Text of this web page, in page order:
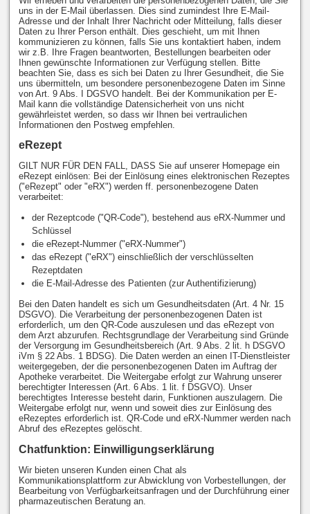
uns in der E-Mail überlassen. Dies sind zumindest Ihre E-Mail-
Adresse und der Inhalt Ihrer Nachricht oder Mitteilung, falls dieser
Daten zu Ihrer Person enthält. Dies geschieht, um mit Ihnen
kommunizieren zu können, falls Sie uns kontaktiert haben, indem
wir z.B. Ihre Fragen beantworten, Bestellungen bearbeiten oder
Ihnen gewünschte Informationen zur Verfügung stellen. Bitte
beachten Sie, dass es sich bei Daten zu Ihrer Gesundheit, die Sie
uns übermitteln, um besondere personenbezogene Daten im Sinne
von Art. 9 Abs. I DGSVO handelt. Bei der Kommunikation per E-
Mail kann die vollständige Datensicherheit von uns nicht
gewährleistet werden, so dass wir Ihnen bei vertraulichen
Informationen den Postweg empfehlen.
eRezept
GILT NUR FÜR DEN FALL, DASS Sie auf unserer Homepage ein
eRezept einlösen: Bei der Einlösung eines elektronischen Rezeptes
("eRezept" oder "eRX") werden ff. personenbezogene Daten
verarbeitet:
der Rezeptcode ("QR-Code"), bestehend aus eRX-Nummer und
Schlüssel
die eRezept-Nummer ("eRX-Nummer")
das eRezept ("eRX") einschließlich der verschlüsselten
Rezeptdaten
die E-Mail-Adresse des Patienten (zur Authentifizierung)
Bei den Daten handelt es sich um Gesundheitsdaten (Art. 4 Nr. 15
DSGVO). Die Verarbeitung der personenbezogenen Daten ist
erforderlich, um den QR-Code auszulesen und das eRezept von
dem Arzt abzurufen. Rechtsgrundlage der Verarbeitung sind Gründe
der Versorgung im Gesundheitsbereich (Art. 9 Abs. 2 lit. h DSGVO
iVm § 22 Abs. 1 BDSG). Die Daten werden an einen IT-Dienstleister
weitergegeben, der die personenbezogenen Daten im Auftrag der
Apotheke verarbeitet. Die Weitergabe erfolgt zur Wahrung unserer
berechtigter Interessen (Art. 6 Abs. 1 lit. f DSGVO). Unser
berechtigtes Interesse besteht darin, Funktionen auszulagern. Die
Weitergabe erfolgt nur, wenn und soweit dies zur Einlösung des
eRezeptes erforderlich ist. QR-Code und eRX-Nummer werden nach
Abruf des eRezeptes gelöscht.
Chatfunktion: Einwilligungserklärung
Wir bieten unseren Kunden einen Chat als
Kommunikationsplattform zur Abwicklung von Vorbestellungen, der
Bearbeitung von Verfügbarkeitsanfragen und der Durchführung einer
pharmazeutischen Beratung an.